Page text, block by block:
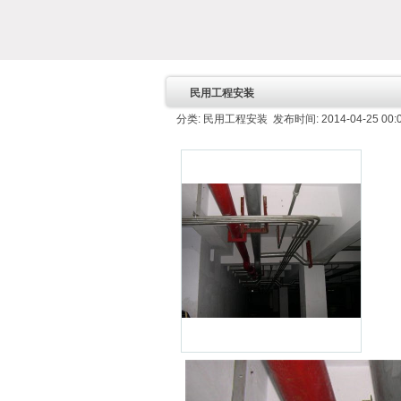
民用工程安装
分类: 民用工程安装 发布时间: 2014-04-25